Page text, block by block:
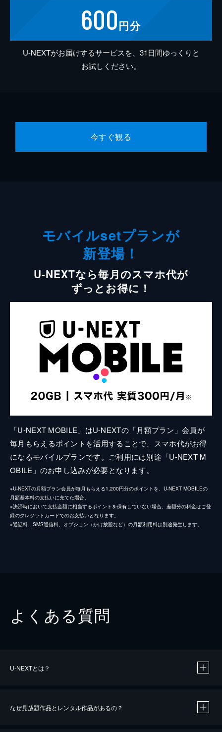
600円分
U-NEXTがお届けするサービスを、31日間ゆっくりと
お試しください。
今すぐ観る
モバイルsetプランが
新登場！
U-NEXTなら毎月のスマホ代が
ずっとお得に！
「U-NEXT MOBILE」はU-NEXTの「月額プラン」会員が
毎月もらえるポイントを活用することで、スマホ代がお得
になるモバイルプランです。ご利用には別途「U-NEXT M
OBILE」のお申し込みが必要となります。
※U-NEXTの月額プラン会員が毎月もらえる1,200円分のポイントを、U-NEXT MOBILEの
月額基本料の支払いに充てた場合。
※決済時において支払金額に相当するポイントを保有していない場合、差額分の料金はご登
録のクレジットカードでのお支払いとなります。
※通話料、SMS通信料、オプション（かけ放題など）の月額利用料は別途発生します。
よくある質問
U-NEXTとは？
なぜ見放題作品とレンタル作品があるの？